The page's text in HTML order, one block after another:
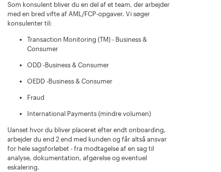
Som konsulent bliver du en del af et team, der arbejder
med en bred vifte af AML/FCP-opgaver. Vi søger
konsulenter til:
Transaction Monitoring (TM) - Business &
Consumer
ODD -Business & Consumer
OEDD -Business & Consumer
Fraud
International Payments (mindre volumen)
Uanset hvor du bliver placeret efter endt onboarding,
arbejder du end 2 end med kunden og får altså ansvar
for hele sagsforløbet - fra modtagelse af en sag til
analyse, dokumentation, afgørelse og eventuel
eskalering.